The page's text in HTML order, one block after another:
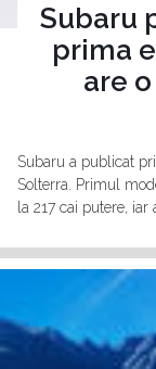
Subaru
prima
are
Subaru a publicat
Solterra. Primul
la 217 cai putere,